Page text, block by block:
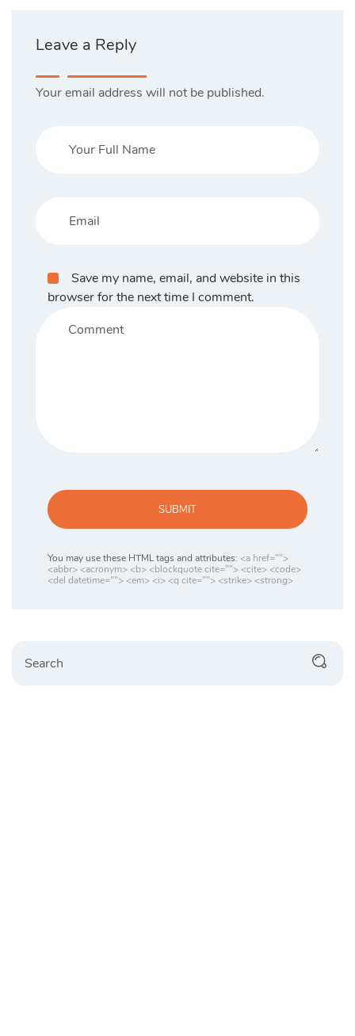
Leave a Reply
Your email address will not be published.
Save my name, email, and website in this
browser for the next time I comment.
SUBMIT
You may use these HTML tags and attributes: <a href="">
<abbr> <acronym> <b> <blockquote cite=""> <cite> <code>
<del datetime=""> <em> <i> <q cite=""> <strike> <strong>